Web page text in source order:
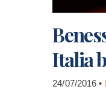
Italia
24/07/2016 •